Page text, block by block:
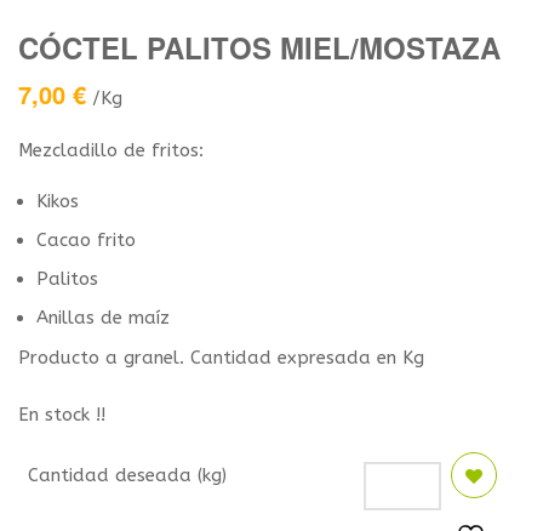
CÓCTEL PALITOS MIEL/MOSTAZA
7,00 € /Kg
Mezcladillo de fritos:
Kikos
Cacao frito
Palitos
Anillas de maíz
Producto a granel. Cantidad expresada en Kg
En stock !!
Cantidad deseada (kg)